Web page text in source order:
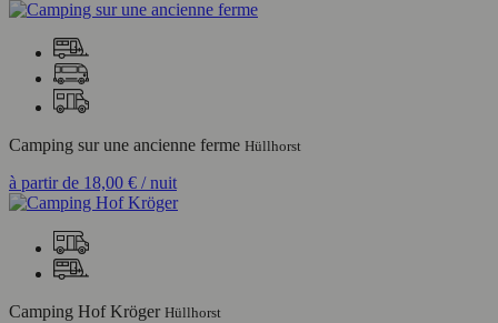
Camping sur une ancienne ferme Hüllhorst
à partir de 18,00 € / nuit
Camping Hof Kröger Hüllhorst